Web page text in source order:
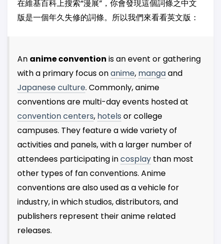
在維基百科上搜索“漫展”，你會發現這個詞條之中文
版是一個年久失修的詞條。所以我們來看看英文版：
An anime convention is an event or gathering
with a primary focus onanime, mangaand
Japanese culture. Commonly, anime
conventions are multi-day events hosted at
convention centers, hotels or college
campuses. They feature a wide variety of
activities and panels, with a larger number of
attendees participating incosplay than most
other types of fan conventions. Anime
conventions are also used as a vehicle for
industry, in which studios, distributors, and
publishers represent their anime related
releases.